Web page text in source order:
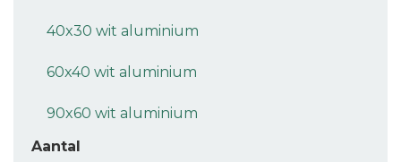
40x30 wit aluminium
60x40 wit aluminium
90x60 wit aluminium
Aantal